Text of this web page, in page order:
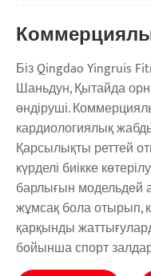
Біз Qingdao Yingruis
Шаньдун, Қытайда
өндіруші.
кардиологиялық
Қарсылықты реттей
күрделі биікке
барлығын модельдей
жұмсақ бола отырып,
қарқынды
бойынша спорт